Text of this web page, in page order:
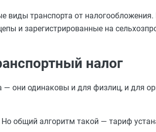
виды транспорта от
и зарегистрированные на
налог
— они одинаковы и для физлиц, и для
общий алгоритм такой — тариф